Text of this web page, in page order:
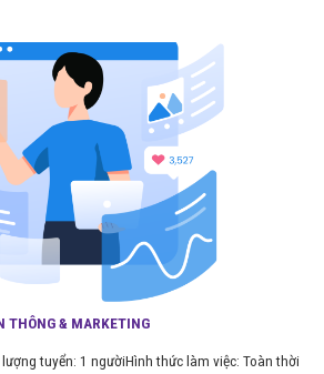
THÔNG & MARKETING
tuyển: 1 ngườiHình thức làm việc: Toàn thời